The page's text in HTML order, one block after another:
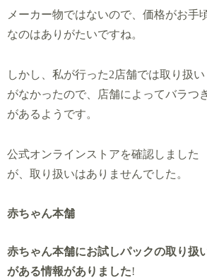
メーカー物ではないので、価格がお手
なのはありがたいですね。
しかし、私が行った2店舗では取り扱い
がなかったので、店舗によってバラつ
があるようです。
公式オンラインストアを確認しました
が、取り扱いはありませんでした。
赤ちゃん本舗
赤ちゃん本舗にお試しパックの取り扱
がある情報がありました!